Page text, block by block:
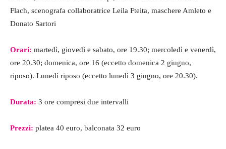
Flach, scenografa collaboratrice Leila Fteita, maschere Amleto e
Donato Sartori
Orari: martedì, giovedì e sabato, ore 19.30; mercoledì e venerdì,
ore 20.30; domenica, ore 16 (eccetto domenica 2 giugno,
riposo). Lunedì riposo (eccetto lunedì 3 giugno, ore 20.30).
Durata: 3 ore compresi due intervalli
Prezzi: platea 40 euro, balconata 32 euro